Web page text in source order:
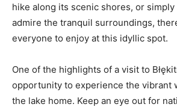
hike along its ⁣scenic shores, ⁣or simply
admire the tranquil surroundings,
everyone ‌to enjoy at this idyllic spot.
One of the highlights of a visit to
opportunity to experience the vibrant
the lake home. Keep an eye out for